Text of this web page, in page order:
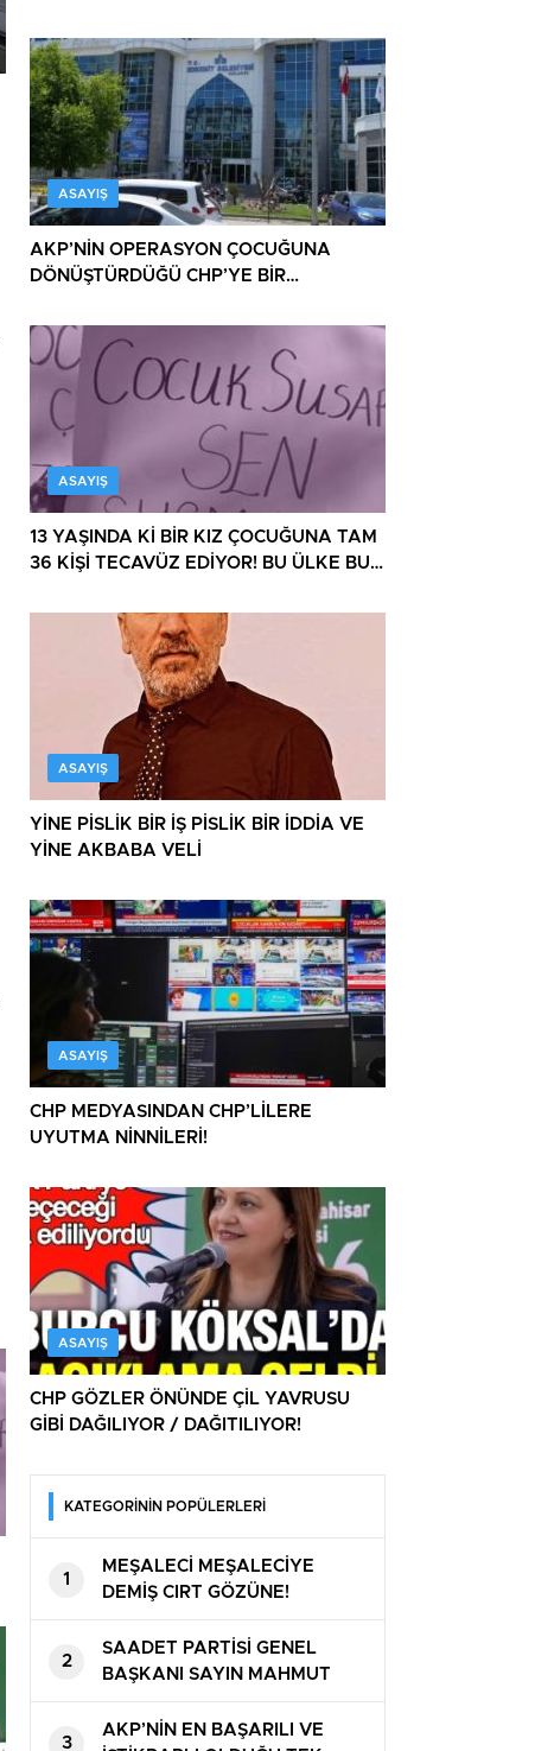
ASAYIŞ
AKP’NİN OPERASYON ÇOCUĞUNA
DÖNÜŞTÜRDÜĞÜ CHP’YE BİR
ASAYIŞ
13 YAŞINDA Kİ BİR KIZ ÇOCUĞUNA TAM
36 KİŞİ TECAVÜZ EDİYOR! BU ÜLKE BU
SAVRULDU!
ASAYIŞ
YİNE PİSLİK BİR İŞ PİSLİK BİR İDDİA VE
YİNE AKBABA VELİ
ASAYIŞ
CHP MEDYASINDAN CHP’LİLERE
UYUTMA NİNNİLERİ!
ASAYIŞ
CHP GÖZLER ÖNÜNDE ÇİL YAVRUSU
GİBİ DAĞILIYOR / DAĞITILIYOR!
KATEGORİNİN POPÜLERLERİ
1
MEŞALECİ MEŞALECİYE
DEMİŞ CIRT GÖZÜNE!
2
SAADET PARTİSİ GENEL
BAŞKANI SAYIN MAHMUT
ARIKAN ” BU ÜLKE SAHİPSİZ
DEĞİL ”
3
AKP’NİN EN BAŞARILI VE